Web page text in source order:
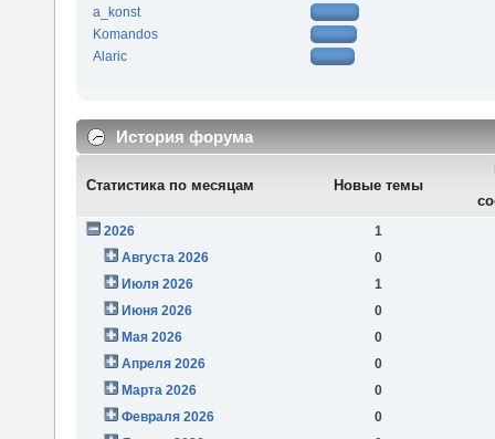
a_konst
Komandos
Alaric
История форума
Статистика по месяцам Новые темы
2026
1
Августа 2026
0
Июля 2026
1
Июня 2026
0
Мая 2026
0
Апреля 2026
0
Марта 2026
0
Февраля 2026
0